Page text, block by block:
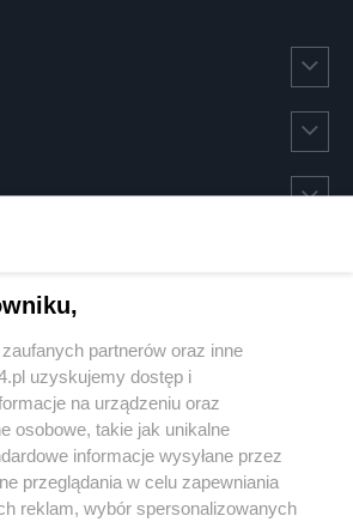
partnerów oraz inne
uzyskujemy dostęp i
na urządzeniu oraz
osobowe, takie jak unikalne
informacje wysyłane przez
przeglądania w celu zapewniania
reklam, wybór spersonalizowanych